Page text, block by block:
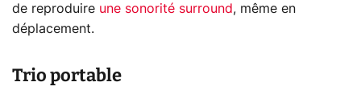
de reproduire une sonorité surround, même en
déplacement.
Trio portable